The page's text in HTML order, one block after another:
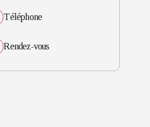
Téléphone
Rendez-vous